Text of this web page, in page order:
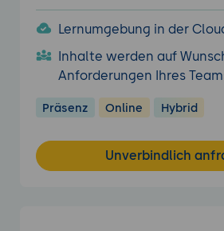
Lernumgebung in der
Inhalte werden auf
Anforderungen Ihres
Präsenz Online Hybrid
Unverbindlich